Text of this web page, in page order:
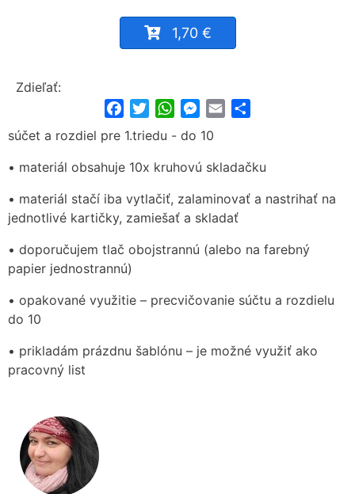
1,70 €
Zdieľať:
FacebookTwitterWhatsApp
Messenger
Email
súčet a rozdiel pre 1.triedu - do 10
• materiál obsahuje 10x kruhovú skladačku
• materiál stačí iba vytlačiť, zalaminovať a nastrihať na
jednotlivé kartičky, zamiešať a skladať
• doporučujem tlač obojstrannú (alebo na farebný
papier jednostrannú)
• opakované využitie – precvičovanie súčtu a rozdielu
do 10
• prikladám prázdnu šablónu – je možné využiť ako
pracovný list